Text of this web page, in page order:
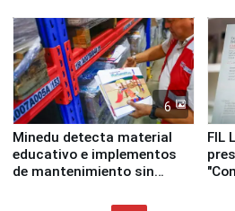
6
Minedu detecta material
educativo e implementos
de mantenimiento sin
FIL